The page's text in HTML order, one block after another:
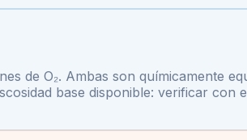
de O₂. Ambas son químicamente
base disponible: verificar con